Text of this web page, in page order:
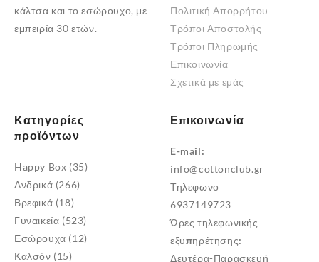
κάλτσα και το εσώρουχο, με
εμπειρία 30 ετών.
Πολιτική Απορρήτου
Τρόποι Αποστολής
Τρόποι Πληρωμής
Επικοινωνία
Σχετικά με εμάς
Κατηγορίες
προϊόντων
Happy Box (35)
Ανδρικά (266)
Βρεφικά (18)
Γυναικεία (523)
Εσώρουχα (12)
Καλσόν (15)
Επικοινωνία
E-mail:
info@cottonclub.gr
Τηλεφωνο
6937149723
Ώρες τηλεφωνικής
εξυπηρέτησης:
Δευτέρα-Παρασκευή